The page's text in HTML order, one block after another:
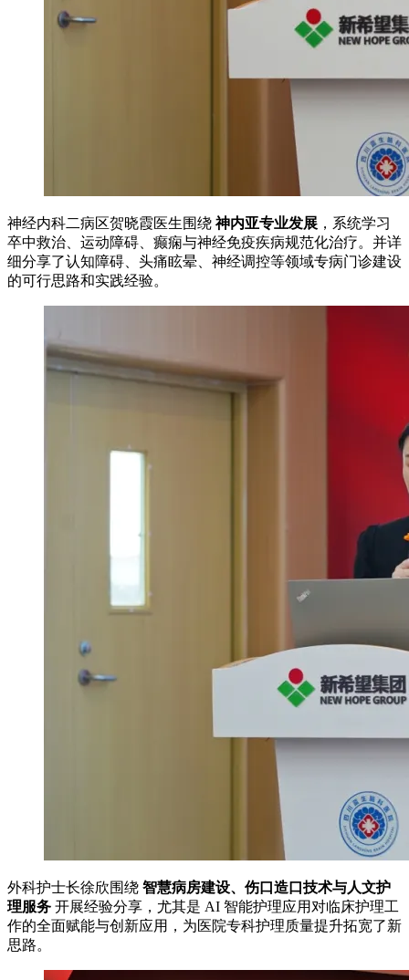
神经内科二病区贺晓霞医生围绕神内亚专业发展 ，系统学习
卒中救治、运动障碍、癫痫与神经免疫疾病规范化治疗。并详
细分享了认知障碍、头痛眩晕、神经调控等领域专病门诊建设
的可行思路和实践经验。
外科护士长徐欣围绕 智慧病房建设、伤口造口技术与人文护
理服务 开展经验分享，尤其是 AI 智能护理应用对临床护理工
作的全面赋能与创新应用，为医院专科护理质量提升拓宽了新
思路。